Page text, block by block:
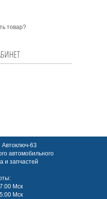
товар?
63
автомобильного
и запчастей
Мск
Мск